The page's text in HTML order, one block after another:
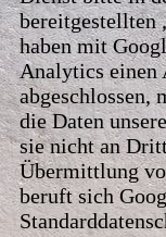
bereitgestellten
haben mit
Analytics einen
die Daten
sie nicht an
Übermittlung
beruft sich